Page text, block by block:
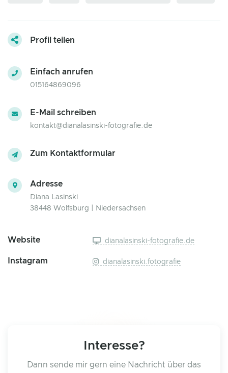
Profil teilen
Einfach anrufen
015164869096
E-Mail schreiben
kontakt@dianalasinski-fotografie.de
Zum Kontaktformular
Adresse
Diana Lasinski
38448 Wolfsburg | Niedersachsen
Website dianalasinski-fotografie.de
Instagram dianalasinski.fotografie
Interesse?
Dann sende mir gern eine Nachricht über das